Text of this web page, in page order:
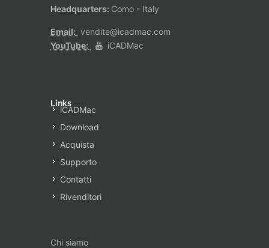
Headquarters: Como - Italy
Email: vendite@icadmac.com
YouTube:
iCADMac
Links
iCADMac
Download
Acquista
Supporto
Contatti
Rivenditori
Chi siamo